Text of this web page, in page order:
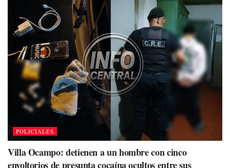
POLICIALES
Villa Ocampo: detienen a un hombre con cinco
envoltorios de presunta cocaína ocultos entre sus